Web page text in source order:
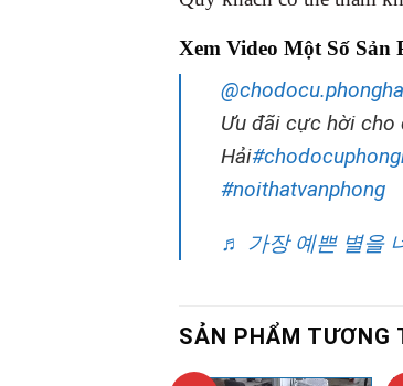
Xem Video Một Số
Ưu đãi cực hời cho
Hải
#noithatvanphong
♬ 가장 예쁜 별을
SẢN PHẨM TƯƠNG